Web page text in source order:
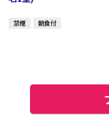
禁煙 朝食付